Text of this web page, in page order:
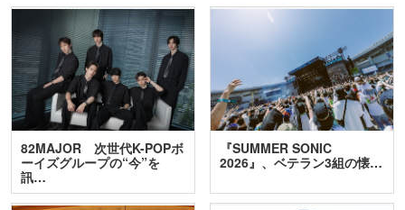
82MAJOR 次世代K-POPボ
ーイズグループの“今”を
訊…
『SUMMER SONIC
2026』、ベテラン3組の懐…